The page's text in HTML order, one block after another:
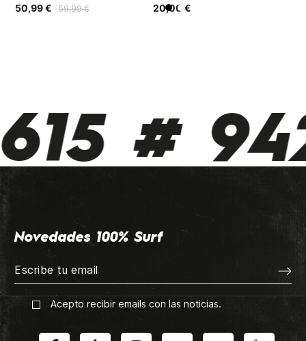
59,99 €
50,99 €
20,00 €
NegroBlanco
#
Novedades 100% Surf
Acepto recibir emails con las noticias.